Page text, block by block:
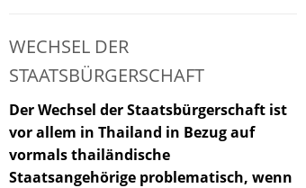
WECHSEL DER
STAATSBÜRGERSCHAFT
Der Wechsel der Staatsbürgerschaft ist
vor allem in Thailand in Bezug auf
vormals thailändische
Staatsangehörige problematisch, wenn